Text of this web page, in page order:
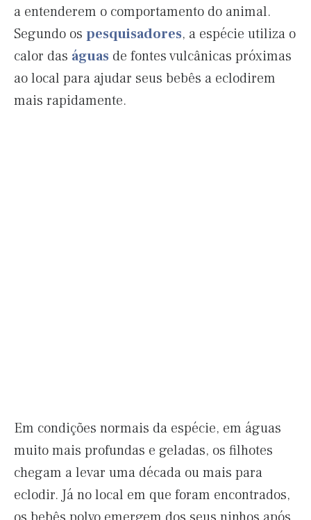
a entenderem o comportamento do animal.
Segundo os pesquisadores, a espécie utiliza o
calor das águas de fontes vulcânicas próximas
ao local para ajudar seus bebês a eclodirem
mais rapidamente.
Em condições normais da espécie, em águas
muito mais profundas e geladas, os filhotes
chegam a levar uma década ou mais para
eclodir. Já no local em que foram encontrados,